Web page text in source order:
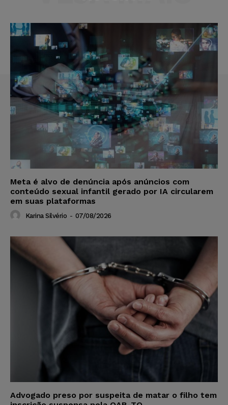
Meta é alvo de denúncia após anúncios com
conteúdo sexual infantil gerado por IA circularem
em suas plataformas
Karina Silvério - 07/08/2026
Advogado preso por suspeita de matar o filho tem